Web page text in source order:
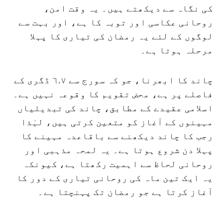
کی نگاہ سے دیکھتے ہیں۔ یہ وقت امن،
روحانی عکاسی اور توبہ کا ہے، اور بہت سے
لوگوں کے لئے یہ رمضان کی تیاری کا پہلا
مرحلہ ہوتا ہے۔
چاند کا ابھرنا، جو کہ سورج سے ٦.٧ ڈگری کے
فاصلے پر ہے، محض تقویم کا وقوعہ نہیں ہے۔
اسلامی عقیدے کے مطابق، چاند کی تبدیلیاں
مہینوں کے آغاز کو متعین کرتی ہیں، لہٰذا
رجب کا چاند دیکھنے سے باقاعدہ مہینے کا
پہلا دن شروع ہوتا ہے۔ یہ لمحہ مذہبی اور
روحانی لحاظ سے اہمیت رکھتا ہے، کیونکہ
یہ ایک تین ماہ کی روحانی تیاری کے دور کا
آغاز کرتا ہے جو رمضان تک پہنچتا ہے۔